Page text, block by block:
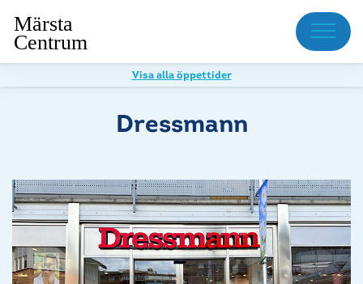
Meny
Visa alla öppettider
Dressmann